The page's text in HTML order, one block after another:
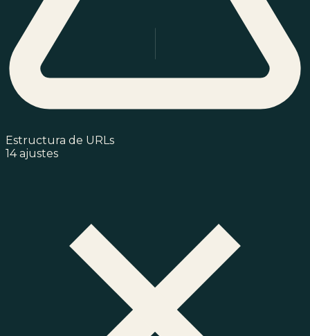
Estructura de URLs
14 ajustes